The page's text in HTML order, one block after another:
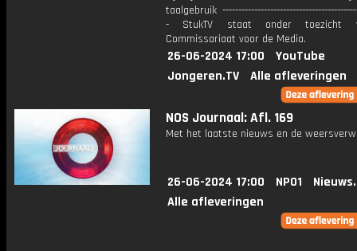
taalgebruik
- StukTV staat onder toezicht
Commissariaat voor de Media.
26-06-2024 17:00
YouTube
Jongeren.TV
Alle afleveringen
NOS Journaal: Afl. 169
Met het laatste nieuws en de
26-06-2024 17:00 NPO1
Alle afleveringen